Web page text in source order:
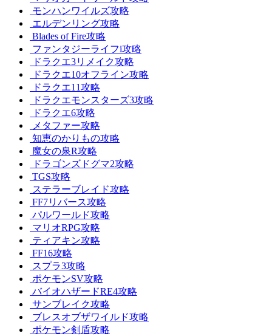
モンハンワイルズ攻略
エルデンリング攻略
Blades of Fire攻略
ファンタジーライフi攻略
ドラクエ3リメイク攻略
ドラクエ10オフライン攻略
ドラクエ11攻略
ドラクエモンスターズ3攻略
ドラクエ6攻略
メタファー攻略
知恵のかりもの攻略
魔女の泉R攻略
ドラゴンズドグマ2攻略
TGS攻略
ステラーブレイド攻略
FF7リバース攻略
パルワールド攻略
マリオRPG攻略
ティアキン攻略
FF16攻略
スプラ3攻略
ポケモンSV攻略
バイオハザードRE4攻略
サンブレイク攻略
ブレスオブザワイルド攻略
ポケモン剣盾攻略